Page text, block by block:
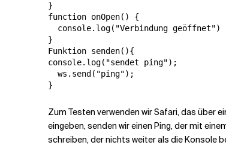
}
function onOpen() {
  console.log("Verbindung geöffnet")
}
Funktion senden(){
console.log("sendet ping");
  ws.send("ping");
}
Zum Testen verwenden wir Safari, das über
eingeben, senden wir einen Ping, der mit
schreiben, der nichts weiter als die Konsole